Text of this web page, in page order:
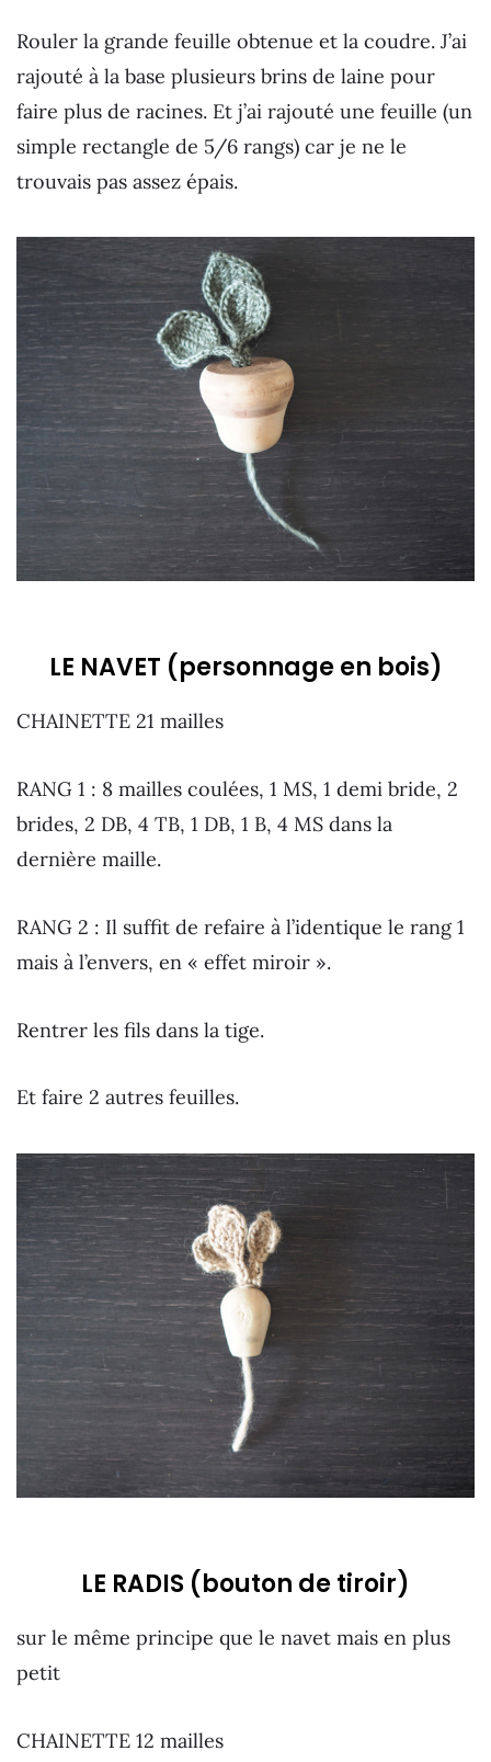
Rouler la grande feuille obtenue et la coudre. J’ai
rajouté à la base plusieurs brins de laine pour
faire plus de racines. Et j’ai rajouté une feuille (un
simple rectangle de 5/6 rangs) car je ne le
trouvais pas assez épais.
LE NAVET (personnage en bois)
CHAINETTE 21 mailles
RANG 1 : 8 mailles coulées, 1 MS, 1 demi bride, 2
brides, 2 DB, 4 TB, 1 DB, 1 B, 4 MS dans la
dernière maille.
RANG 2 : Il suffit de refaire à l’identique le rang 1
mais à l’envers, en « effet miroir ».
Rentrer les fils dans la tige.
Et faire 2 autres feuilles.
LE RADIS (bouton de tiroir)
sur le même principe que le navet mais en plus
petit
CHAINETTE 12 mailles